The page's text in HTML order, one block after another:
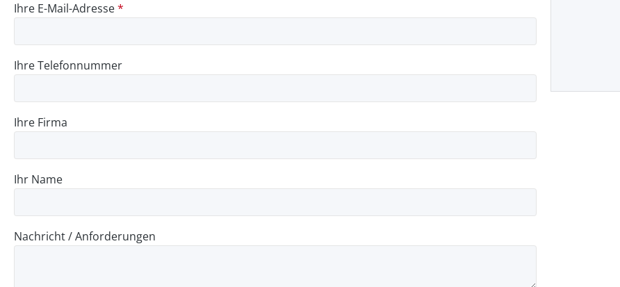
Ihre E-Mail-Adresse*
Ihre Telefonnummer
Ihre Firma
Ihr Name
Nachricht / Anforderungen